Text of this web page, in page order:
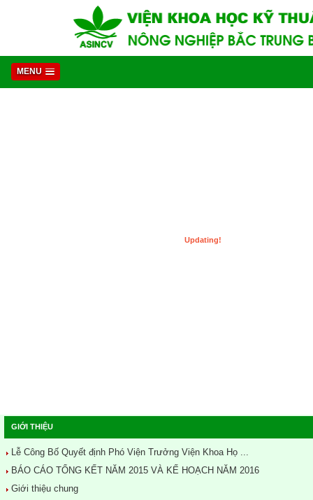
MENU
Updating!
GIỚI THIỆU
Lễ Công Bố Quyết định Phó Viện Trưởng Viện Khoa Họ ...
BÁO CÁO TỔNG KẾT NĂM 2015 VÀ KẾ HOẠCH NĂM 2016
Giới thiệu chung